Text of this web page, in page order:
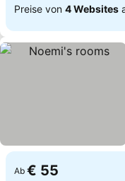
Preise von 4 Websites
Ab € 55